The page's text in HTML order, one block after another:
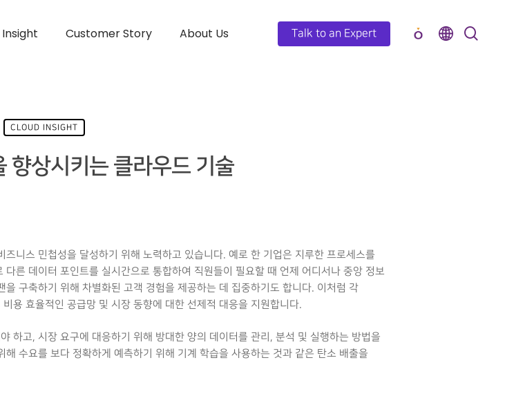
Insight Customer Story About Us Talk to an Expert
CLOUD INSIGHT
향상시키는 클라우드 기술
니스 민첩성을 달성하기 위해 노력하고 있습니다. 예로 한 기업은 지루한 프로세스를
른 데이터 포인트를 실시간으로 통합하여 직원들이 필요할 때 언제 어디서나 중앙 정보
구축하기 위해 차별화된 고객 경험을 제공하는 데 집중하기도 합니다. 이처럼 각
용 효율적인 공급망 및 시장 동향에 대한 선제적 대응을 지원합니다.
하고, 시장 요구에 대응하기 위해 방대한 양의 데이터를 관리, 분석 및 실행하는 방법을
수요를 보다 정확하게 예측하기 위해 기계 학습을 사용하는 것과 같은 탄소 배출을